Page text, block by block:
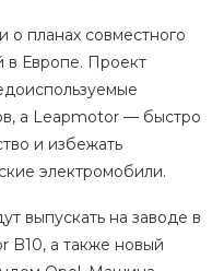
о планах совместного
в Европе. Проект
а Leapmotor — быстро
и избежать
электромобили.
выпускать на заводе в
B10, а также новый